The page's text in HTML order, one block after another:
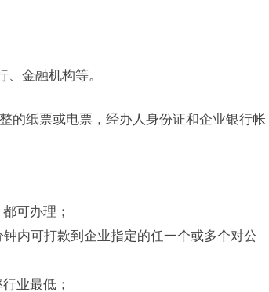
金融机构等。
的纸票或电票，经办人身份证和企业银行帐
可办理；
内可打款到企业指定的任一个或多个对公
业最低；